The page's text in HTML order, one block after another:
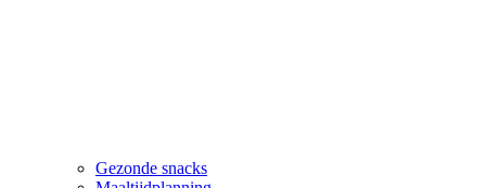
Gezonde snacks